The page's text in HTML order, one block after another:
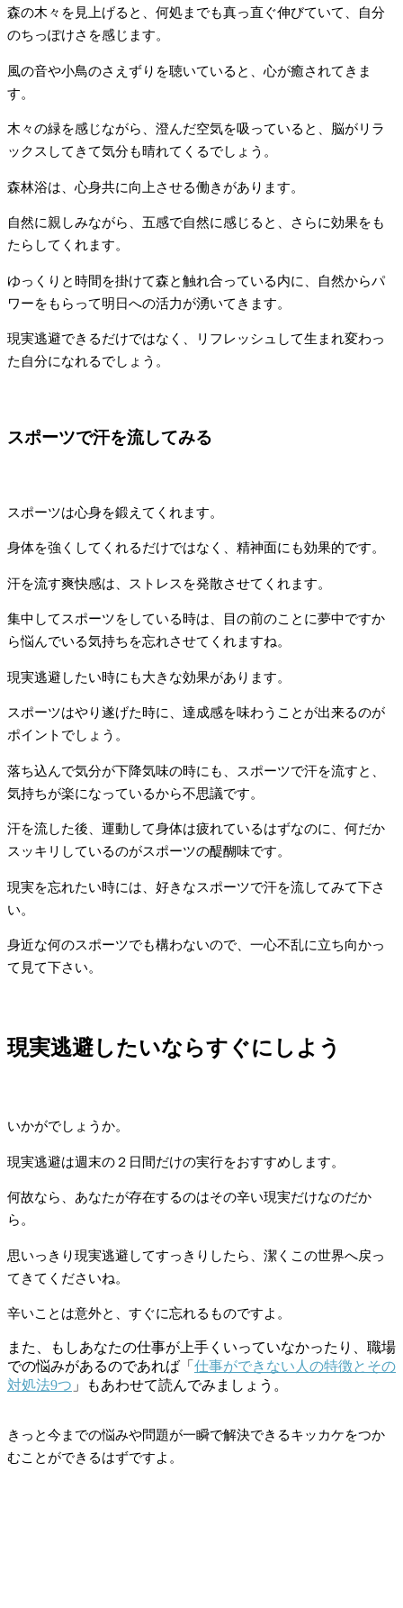
森の木々を見上げると、何処までも真っ直ぐ伸びていて、自分
のちっぽけさを感じます。
風の音や小鳥のさえずりを聴いていると、心が癒されてきま
す。
木々の緑を感じながら、澄んだ空気を吸っていると、脳がリラ
ックスしてきて気分も晴れてくるでしょう。
森林浴は、心身共に向上させる働きがあります。
自然に親しみながら、五感で自然に感じると、さらに効果をも
たらしてくれます。
ゆっくりと時間を掛けて森と触れ合っている内に、自然からパ
ワーをもらって明日への活力が湧いてきます。
現実逃避できるだけではなく、リフレッシュして生まれ変わっ
た自分になれるでしょう。
スポーツで汗を流してみる
スポーツは心身を鍛えてくれます。
身体を強くしてくれるだけではなく、精神面にも効果的です。
汗を流す爽快感は、ストレスを発散させてくれます。
集中してスポーツをしている時は、目の前のことに夢中ですか
ら悩んでいる気持ちを忘れさせてくれますね。
現実逃避したい時にも大きな効果があります。
スポーツはやり遂げた時に、達成感を味わうことが出来るのが
ポイントでしょう。
落ち込んで気分が下降気味の時にも、スポーツで汗を流すと、
気持ちが楽になっているから不思議です。
汗を流した後、運動して身体は疲れているはずなのに、何だか
スッキリしているのがスポーツの醍醐味です。
現実を忘れたい時には、好きなスポーツで汗を流してみて下さ
い。
身近な何のスポーツでも構わないので、一心不乱に立ち向かっ
て見て下さい。
現実逃避したいならすぐにしよう
いかがでしょうか。
現実逃避は週末の２日間だけの実行をおすすめします。
何故なら、あなたが存在するのはその辛い現実だけなのだか
ら。
思いっきり現実逃避してすっきりしたら、潔くこの世界へ戻っ
てきてくださいね。
辛いことは意外と、すぐに忘れるものですよ。
また、もしあなたの仕事が上手くいっていなかったり、職場
での悩みがあるのであれば「 仕事ができない人の特徴とその
対処法9つ 」もあわせて読んでみましょう。
きっと今までの悩みや問題が一瞬で解決できるキッカケをつか
むことができるはずですよ。